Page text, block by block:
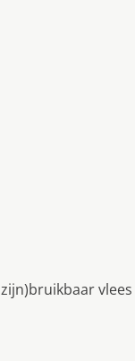
vlees